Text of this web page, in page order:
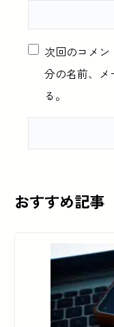
次回のコメ
分の名前、
る。
おすすめ記事